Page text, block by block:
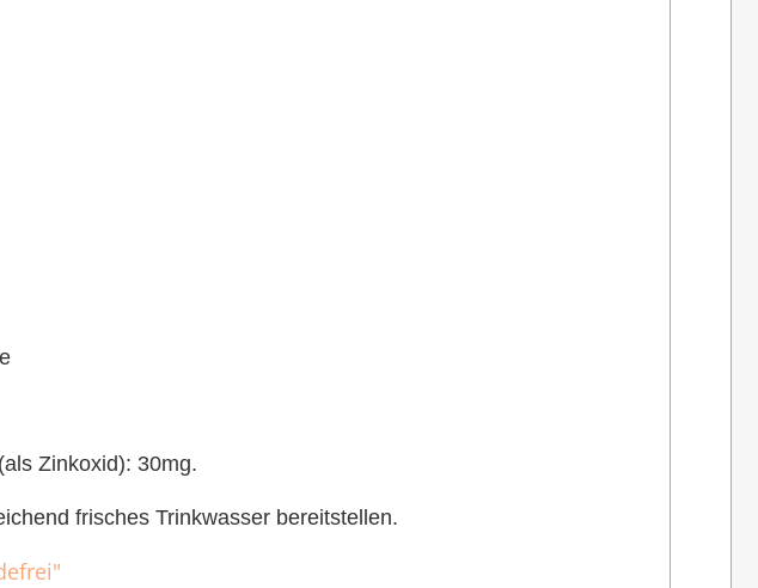
Zinkoxid): 30mg.
frisches Trinkwasser bereitstellen.